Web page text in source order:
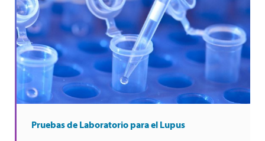
Pruebas de Laboratorio para el Lupus